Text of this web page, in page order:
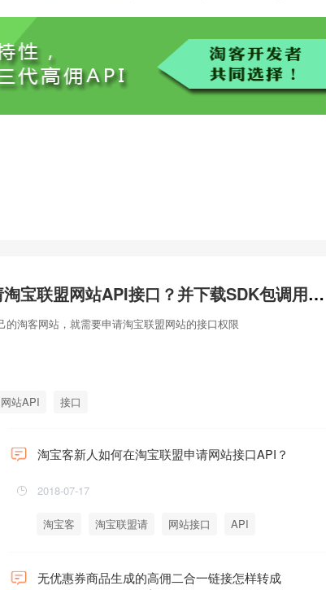
新淘客如何申请淘宝联盟网站API接口？并下载SDK包调用API？
的淘客网站，就需要申请淘宝联盟网站的接口权限
网站API 接口
淘宝客新人如何在淘宝联盟申请网站接口API？
2018-07-17
淘宝客 淘宝联盟请 网站接口 API
无优惠券商品生成的高佣二合一链接怎样转成